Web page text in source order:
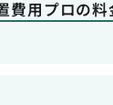
費用プロの料